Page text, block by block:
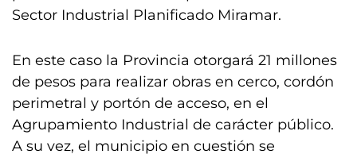
Sector Industrial Planificado Miramar.
En este caso la Provincia otorgará 21 millones
de pesos para realizar obras en cerco, cordón
perimetral y portón de acceso, en el
Agrupamiento Industrial de carácter público.
A su vez, el municipio en cuestión se